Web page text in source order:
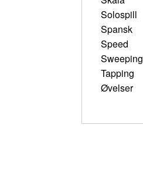
Solospill
Spansk
Speed
Sweeping
Tapping
Øvelser